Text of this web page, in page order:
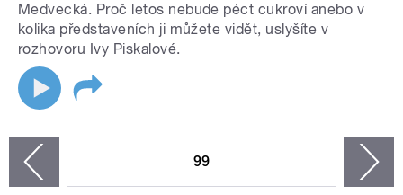
Medvecká. Proč letos nebude péct cukroví anebo v
kolika představeních ji můžete vidět, uslyšíte v
rozhovoru Ivy Piskalové.
99